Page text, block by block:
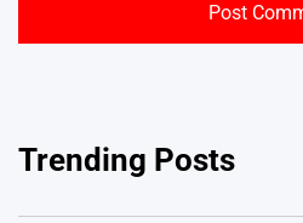
Trending Posts